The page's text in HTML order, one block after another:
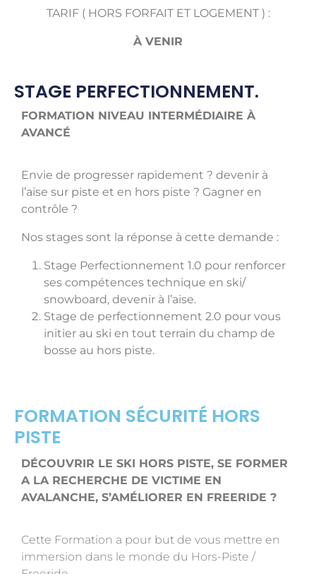
TARIF ( HORS FORFAIT ET LOGEMENT ) :
À VENIR
STAGE PERFECTIONNEMENT.
FORMATION NIVEAU INTERMÉDIAIRE À
AVANCÉ
Envie de progresser rapidement ? devenir à
l’aise sur piste et en hors piste ? Gagner en
contrôle ?
Nos stages sont la réponse à cette demande :
Stage Perfectionnement 1.0 pour renforcer
ses compétences technique en ski/
snowboard, devenir à l’aise.
Stage de perfectionnement 2.0 pour vous
initier au ski en tout terrain du champ de
bosse au hors piste.
FORMATION SÉCURITÉ HORS
PISTE
DÉCOUVRIR LE SKI HORS PISTE, SE FORMER
A LA RECHERCHE DE VICTIME EN
AVALANCHE, S’AMÉLIORER EN FREERIDE ?
Cette Formation a pour but de vous mettre en
immersion dans le monde du Hors-Piste /